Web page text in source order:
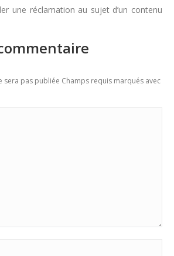
une réclamation au sujet d’un contenu
sera pas publiée Champs requis marqués avec